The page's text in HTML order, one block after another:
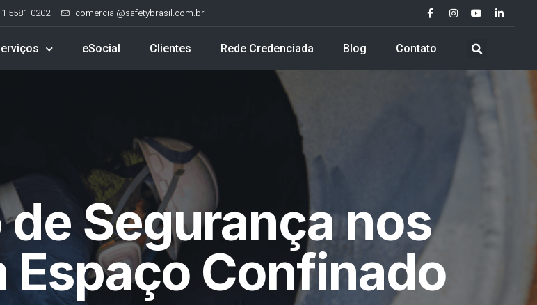
5581-0202 comercial@safetybrasil.com.br
eSocial Clientes Rede Credenciada Blog Contato
Segurança nos
Espaço Confinado